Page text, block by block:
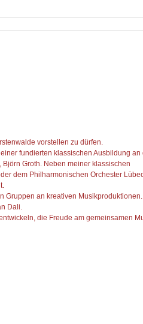
vorstellen zu dürfen.
fundierten klassischen Ausbildung an
Groth. Neben meiner klassischen
dem Philharmonischen Orchester
Gruppen an kreativen
Dali.
die Freude am gemeinsamen